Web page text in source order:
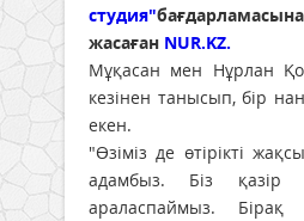
студия"
жасаған NUR.KZ.
Мұқасан мен Нұрлан
кезінен танысып, бір
екен.
"Өзіміз де өтірікті
адамбыз. Біз қазір
араласпаймыз. Бірақ